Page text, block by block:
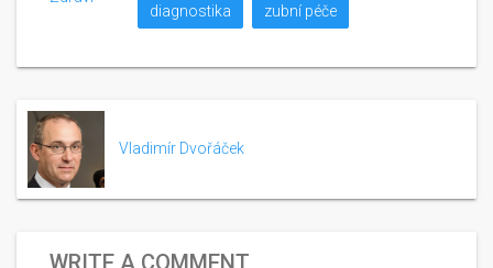
diagnostika zubní péče
Vladimír Dvořáček